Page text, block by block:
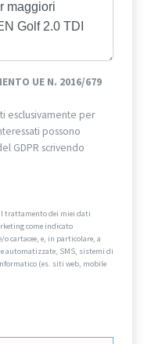
UE N. 2016/679
esclusivamente per
possono
GDPR scrivendo
trattamento dei miei dati
come indicato
cartacee, e, in particolare, a
automatizzate, SMS, sistemi di
(es. siti web, mobile